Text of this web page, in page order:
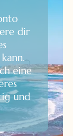
dir
eine
und